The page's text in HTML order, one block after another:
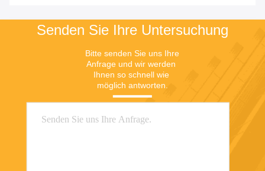
Senden Sie Ihre Untersuchung
Bitte senden Sie uns Ihre
Anfrage und wir werden
Ihnen so schnell wie
möglich antworten.